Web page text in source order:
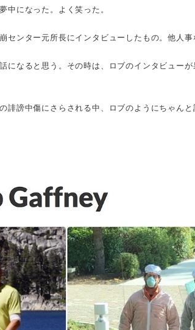
中になった。よく笑った。
センター元所長にインタビューしたもの。他人事
になると思う。その時は、ロブのインタビュー
誹謗中傷にさらされる中、ロブのようにちゃん